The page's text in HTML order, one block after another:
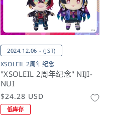
2024.12.06 - (JST)
XSOLEIL 2周年纪念
"XSOLEIL 2周年纪念" NIJI-
NUI
常
规
价
$24.28 USD
低库存